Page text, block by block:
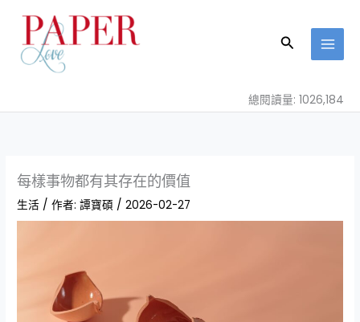
容
搜
總閱讀量: 1026,184
每樣事物都有其存在的價值
生活 / 作者:譚寶碩 /2026-02-27